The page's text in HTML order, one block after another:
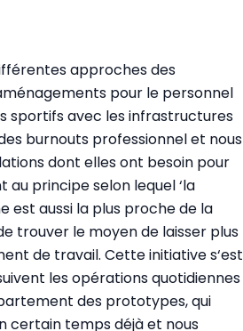
approches des
pour le personnel
sportifs avec les infrastructures
burnouts professionnel et nous
dont elles ont besoin pour
au principe selon lequel ‘la
aussi la plus proche de la
trouver le moyen de laisser plus
de travail. Cette initiative s‘est
les opérations quotidiennes
des prototypes, qui
certain temps déjà et nous